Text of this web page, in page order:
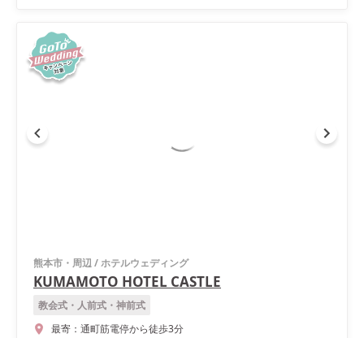
熊本市・周辺/ホテルウェディング
KUMAMOTO HOTEL CASTLE
教会式・人前式・神前式
最寄： 通町筋電停から徒歩3分